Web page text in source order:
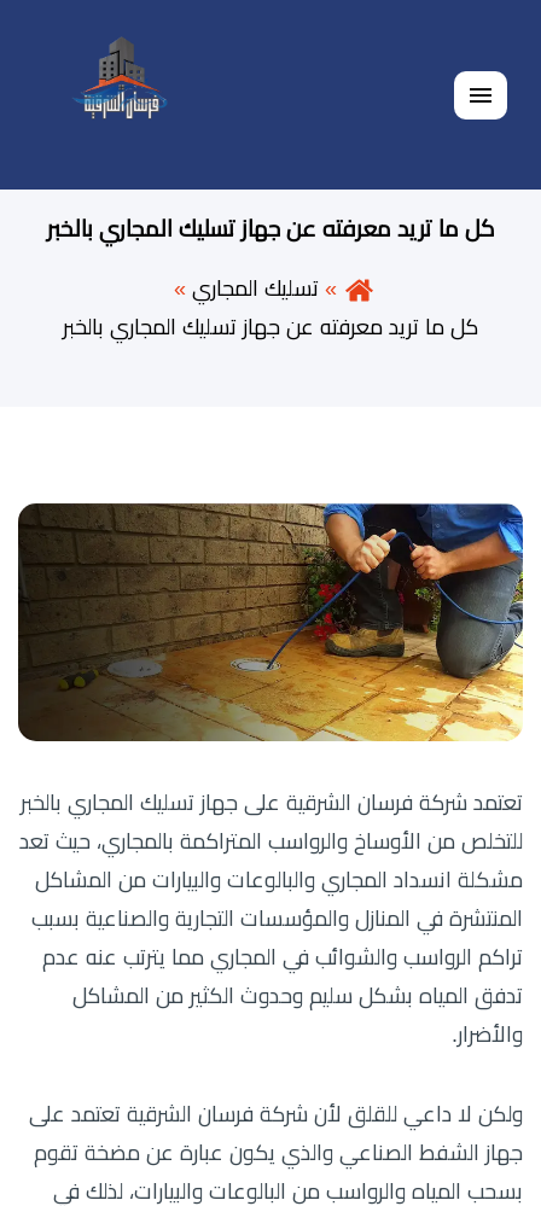
القائمة
كل ما تريد معرفته عن جهاز تسليك المجاري بالخبر
تسليك المجاري
كل ما تريد معرفته عن جهاز تسليك المجاري بالخبر
تعتمد شركة فرسان الشرقية على جهاز تسليك المجاري بالخبر
للتخلص من الأوساخ والرواسب المتراكمة بالمجاري، حيث تعد
مشكلة انسداد المجاري والبالوعات والبيارات من المشاكل
المنتشرة في المنازل والمؤسسات التجارية والصناعية بسبب
تراكم الرواسب والشوائب في المجاري مما يترتب عنه عدم
تدفق المياه بشكل سليم وحدوث الكثير من المشاكل
والأضرار.
ولكن لا داعي للقلق لأن شركة فرسان الشرقية تعتمد على
جهاز الشفط الصناعي والذي يكون عبارة عن مضخة تقوم
بسحب المياه والرواسب من البالوعات والبيارات، لذلك في